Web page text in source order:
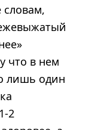
что в нем
лишь один
2